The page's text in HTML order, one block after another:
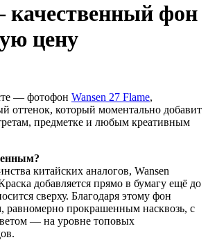
качественный фон
цену
— фотофон Wansen 27 Flame,
оттенок, который моментально добавит
предметке и любым креативным
китайских аналогов, Wansen
добавляется прямо в бумагу ещё до
сверху. Благодаря этому фон
равномерно прокрашенным насквозь, с
— на уровне топовых